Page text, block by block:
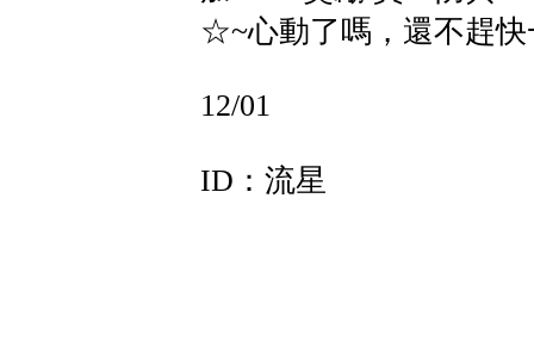
☆~心動了嗎，還不趕
12/01
ID：流星